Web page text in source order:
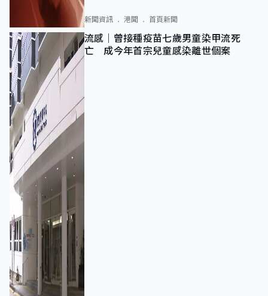
新聞資訊 港聞 首頁新聞
流感｜曾接種疫苗七歲男童染甲流死
亡 成今年首宗兒童感染離世個案